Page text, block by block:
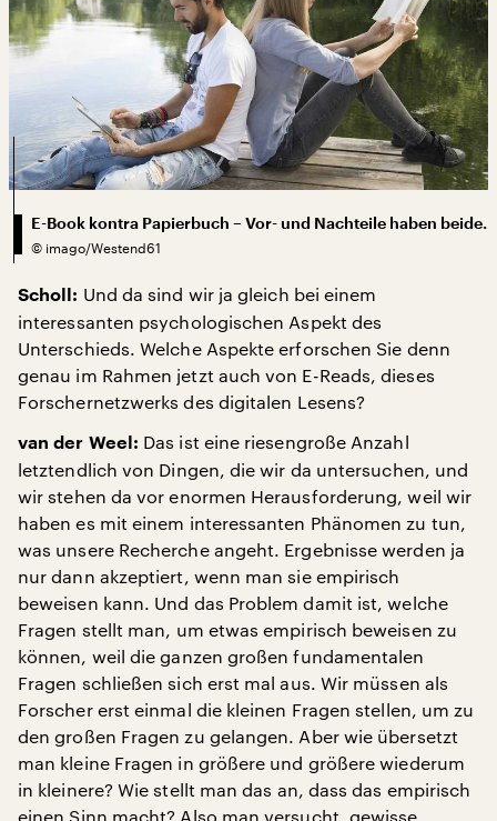
E-Book kontra Papierbuch – Vor- und Nachteile haben beide.
© imago/Westend61
Scholl: Und da sind wir ja gleich bei einem
interessanten psychologischen Aspekt des
Unterschieds. Welche Aspekte erforschen Sie denn
genau im Rahmen jetzt auch von E-Reads, dieses
Forschernetzwerks des digitalen Lesens?
van der Weel: Das ist eine riesengroße Anzahl
letztendlich von Dingen, die wir da untersuchen, und
wir stehen da vor enormen Herausforderung, weil wir
haben es mit einem interessanten Phänomen zu tun,
was unsere Recherche angeht. Ergebnisse werden ja
nur dann akzeptiert, wenn man sie empirisch
beweisen kann. Und das Problem damit ist, welche
Fragen stellt man, um etwas empirisch beweisen zu
können, weil die ganzen großen fundamentalen
Fragen schließen sich erst mal aus. Wir müssen als
Forscher erst einmal die kleinen Fragen stellen, um zu
den großen Fragen zu gelangen. Aber wie übersetzt
man kleine Fragen in größere und größere wiederum
in kleinere? Wie stellt man das an, dass das empirisch
einen Sinn macht? Also man versucht, gewisse